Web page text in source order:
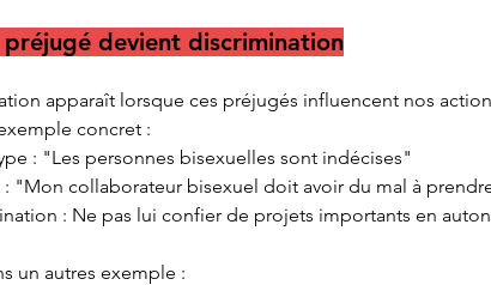
devient discrimination
apparaît lorsque ces préjugés influencent nos
concret :
: "Les personnes bisexuelles sont indécises"
: "Mon collaborateur bisexuel doit avoir du mal à
: Ne pas lui confier de projets importants en
un autres exemple :